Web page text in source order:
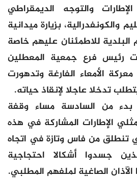
والتوجه الديمقراطي
والكونفدرالية، بزيارة ميدانية
البلدية للاطمئنان عليهم خاصة
رئيس فرع جمعية المعطلين
يوما من معركة الأمعاء الفارغة وتدهورت
تدخلا عاجلا لإنقاذ حياته.
بدء من السادسة مساء وقفة
الإطارات المشاركة في هذه
تنطلق من فاس وتازة في اتجاه
جسدوا أشكالا احتجاجية
الصاغية لملفهم المطلبي.